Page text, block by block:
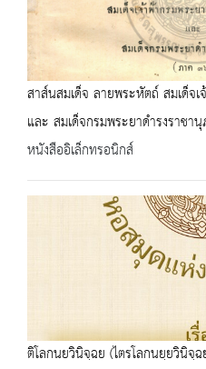
สาส์นสมเด็จ ลายพระหัตถ์ สมเด็จ
และ สมเด็จกรมพระยาดำรงราชา
หนังสืออิเล็กทรอนิกส์
ติโลกนยวินิจฺฉย (ไตรโลกนยฺยวินิจฺ